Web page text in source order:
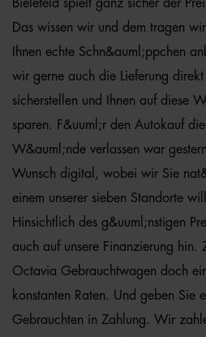
Bielefeld spielt ganz sicher der
Das wissen wir und dem tragen
Ihnen echte Schn&auml;ppchen
wir gerne auch die Lieferung
sicherstellen und Ihnen auf diese
sparen. F&uuml;r den Autokauf
W&auml;nde verlassen war
Wunsch digital, wobei wir Sie
einem unserer sieben Standorte
Hinsichtlich des g&uuml;nstigen
auch auf unsere Finanzierung hin.
Octavia Gebrauchtwagen doch
konstanten Raten. Und geben Sie
Gebrauchten in Zahlung. Wir